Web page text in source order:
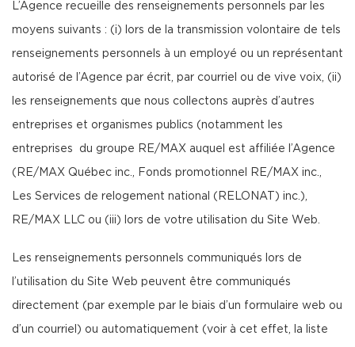
L’Agence recueille des renseignements personnels par les
moyens suivants : (i) lors de la transmission volontaire de tels
renseignements personnels à un employé ou un représentant
autorisé de l’Agence par écrit, par courriel ou de vive voix, (ii)
les renseignements que nous collectons auprès d’autres
entreprises et organismes publics (notamment les
entreprises du groupe RE/MAX auquel est affiliée l’Agence
(RE/MAX Québec inc., Fonds promotionnel RE/MAX inc.,
Les Services de relogement national (RELONAT) inc.),
RE/MAX LLC ou (iii) lors de votre utilisation du Site Web.
Les renseignements personnels communiqués lors de
l’utilisation du Site Web peuvent être communiqués
directement (par exemple par le biais d’un formulaire web ou
d’un courriel) ou automatiquement (voir à cet effet, la liste